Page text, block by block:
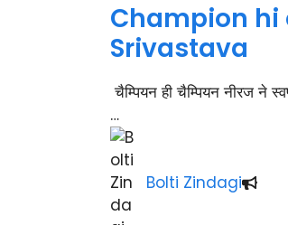
Champion hi
Srivastava
चैम्पियन ही चैम्पियन नीरज ने
…
Bolti Zindagi